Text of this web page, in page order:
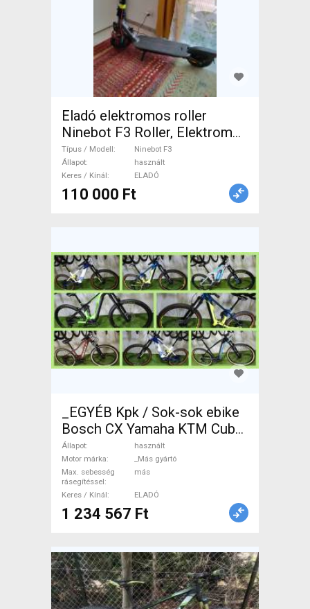
Eladó elektromos roller
Ninebot F3 Roller, Elektromos
Roller használt ELADÓ
Típus / Modell
Ninebot F3
Állapot
használt
Keres / Kínál
ELADÓ
110 000 Ft
_EGYÉB Kpk / Sok-sok ebike
Bosch CX Yamaha KTM Cube
Scott Elektromos Mountain
Bike össztelós / fully _Más
gyártó használt ELADÓ
Állapot
használt
Motor márka
_Más gyártó
Max. sebesség
rásegítéssel
más
Keres / Kínál ELADÓ
1 234 567 Ft